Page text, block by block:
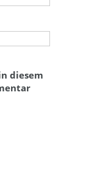
diesem